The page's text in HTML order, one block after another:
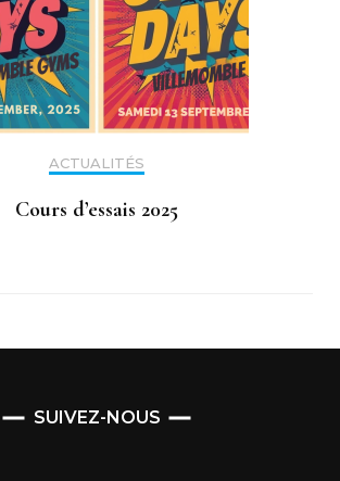
ACTUALITÉS
Cours d’essais 2025
SUIVEZ-NOUS